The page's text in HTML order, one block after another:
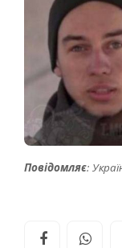
Повідомляє: